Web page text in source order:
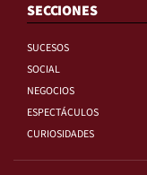
SECCIONES
SUCESOS
SOCIAL
NEGOCIOS
ESPECTÁCULOS
CURIOSIDADES